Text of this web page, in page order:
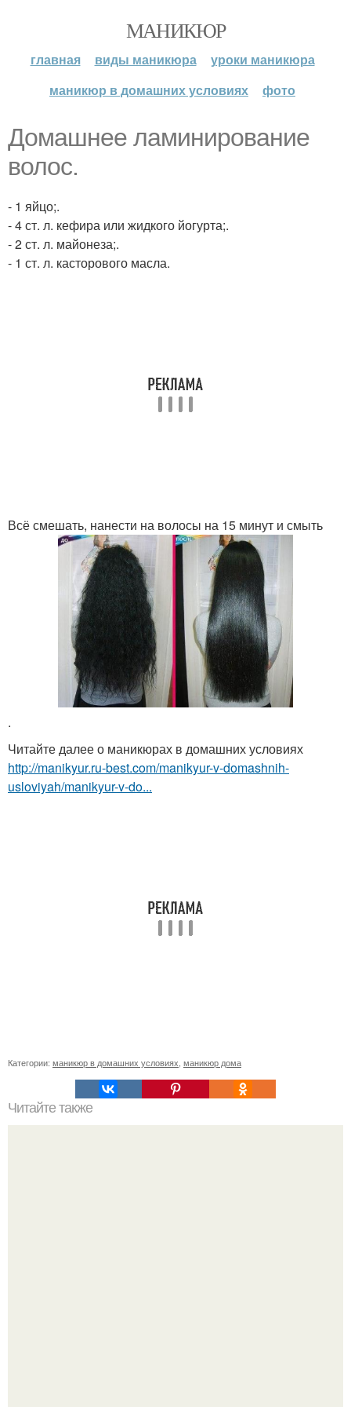
МАНИКЮР
главная виды маникюра
уроки маникюра
маникюр в домашних условиях
фото
Домашнее ламинирование
волос.
- 1 яйцо;.
- 4 ст. л. кефира или жидкого йогурта;.
- 2 ст. л. майонеза;.
- 1 ст. л. касторового масла.
Всё смешать, нанести на волосы на 15 минут и смыть
.
Читайте далее о маникюрах в домашних условиях
http://manikyur.ru-best.com/manikyur-v-domashnih-
usloviyah/manikyur-v-do...
Категории: маникюр в домашних условиях маникюр дома
Читайте также